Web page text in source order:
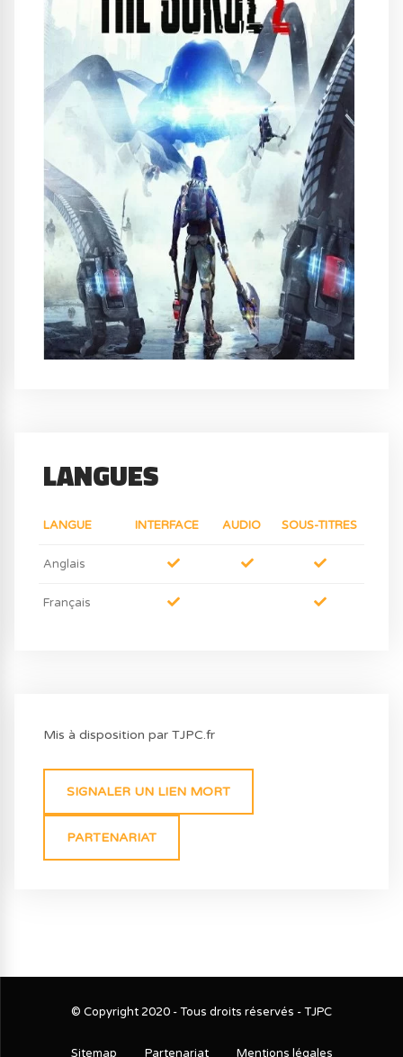
LANGUES
LANGUE INTERFACE AUDIO SOUS-TITRES
Anglais
Français
Mis à disposition par TJPC.fr
SIGNALER UN LIEN MORT
PARTENARIAT
© Copyright 2020 - Tous droits réservés - TJPC
Sitemap Partenariat Mentions légales